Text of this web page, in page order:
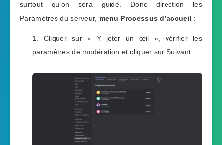
surtout qu’on sera guidé. Donc direction les
Paramètres du serveur, menu Processus d’accueil :
Cliquer sur « Y jeter un œil », vérifier les
paramètres de modération et cliquer sur Suivant.